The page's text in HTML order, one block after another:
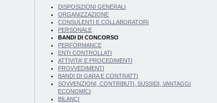
DISPOSIZIONI GENERALI
ORGANIZZAZIONE
CONSULENTI E COLLABORATORI
PERSONALE
BANDI DI CONCORSO
PERFORMANCE
ENTI CONTROLLATI
ATTIVITA' E PROCEDIMENTI
PROVVEDIMENTI
BANDI DI GARA E CONTRATTI
SOVVENZIONI, CONTRIBUTI, SUSSIDI, VANTAGGI
ECONOMICI
BILANCI